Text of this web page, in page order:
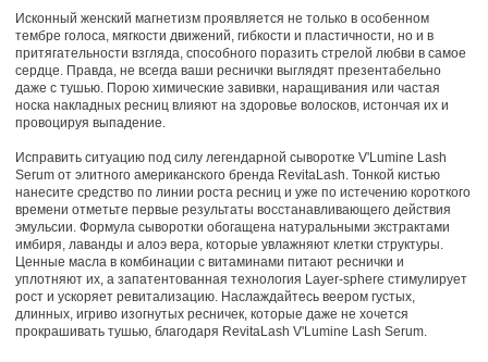
Исконный женский магнетизм проявляется не только в особенном
тембре голоса, мягкости движений, гибкости и пластичности, но и в
притягательности взгляда, способного поразить стрелой любви в самое
сердце. Правда, не всегда ваши реснички выглядят презентабельно
даже с тушью. Порою химические завивки, наращивания или частая
носка накладных ресниц влияют на здоровье волосков, истончая их и
провоцируя выпадение.
Исправить ситуацию под силу легендарной сыворотке V'Lumine Lash
Serum от элитного американского бренда RevitaLash. Тонкой кистью
нанесите средство по линии роста ресниц и уже по истечению короткого
времени отметьте первые результаты восстанавливающего действия
эмульсии. Формула сыворотки обогащена натуральными экстрактами
имбиря, лаванды и алоэ вера, которые увлажняют клетки структуры.
Ценные масла в комбинации с витаминами питают реснички и
уплотняют их, а запатентованная технология Layer-sphere стимулирует
рост и ускоряет ревитализацию. Наслаждайтесь веером густых,
длинных, игриво изогнутых ресничек, которые даже не хочется
прокрашивать тушью, благодаря RevitaLash V'Lumine Lash Serum.